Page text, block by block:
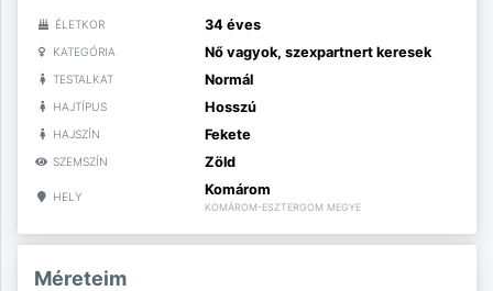
ÉLETKOR 34 éves
KATEGÓRIA Nő vagyok, szexpartnert keresek
TESTALKAT Normál
HAJTÍPUS Hosszú
HAJSZÍN Fekete
SZEMSZÍN Zöld
HELY Komárom
KOMÁROM-ESZTERGOM MEGYE
Méreteim